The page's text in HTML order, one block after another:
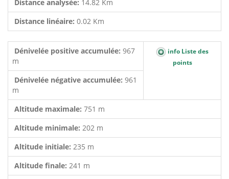
Distance analysée: 14.82 Km
Distance linéaire: 0.02 Km
Dénivelée positive accumulée: 967
m
info Liste des
points
Dénivelée négative accumulée: 961
m
Altitude maximale: 751 m
Altitude minimale: 202 m
Altitude initiale: 235 m
Altitude finale: 241 m